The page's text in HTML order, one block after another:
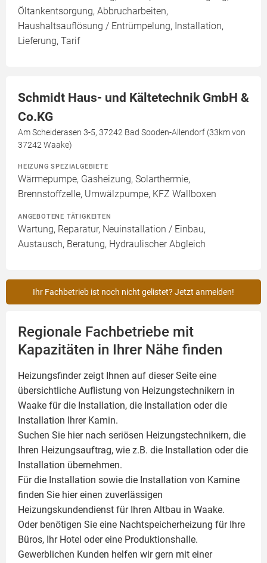
Öltankentsorgung, Abbrucharbeiten,
Haushaltsauflösung / Entrümpelung, Installation,
Lieferung, Tarif
Schmidt Haus- und Kältetechnik GmbH &
Co.KG
Am Scheiderasen 3-5, 37242 Bad Sooden-Allendorf (33km von
37242 Waake)
HEIZUNG SPEZIALGEBIETE
Wärmepumpe, Gasheizung, Solarthermie,
Brennstoffzelle, Umwälzpumpe, KFZ Wallboxen
ANGEBOTENE TÄTIGKEITEN
Wartung, Reparatur, Neuinstallation / Einbau,
Austausch, Beratung, Hydraulischer Abgleich
Ihr Fachbetrieb ist noch nicht gelistet? Jetzt anmelden!
Regionale Fachbetriebe mit
Kapazitäten in Ihrer Nähe finden
Heizungsfinder zeigt Ihnen auf dieser Seite eine
übersichtliche Auflistung von Heizungstechnikern in
Waake für die Installation, die Installation oder die
Installation Ihrer Kamin.
Suchen Sie hier nach seriösen Heizungstechnikern, die
Ihren Heizungsauftrag, wie z.B. die Installation oder die
Installation übernehmen.
Für die Installation sowie die Installation von Kamine
finden Sie hier einen zuverlässigen
Heizungskundendienst für Ihren Altbau in Waake.
Oder benötigen Sie eine Nachtspeicherheizung für Ihre
Büros, Ihr Hotel oder eine Produktionshalle.
Gewerblichen Kunden helfen wir gern mit einer